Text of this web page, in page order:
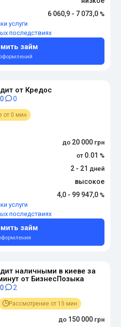
6 060,9 - 7 073,0
услуги
последствиях
займ
от Кредос
0
от 0 мин
20 000
0.01
2 - 21
высокое
4,0 - 99 947,0
услуги
последствиях
займ
наличными в киеве за
от БизнесПозыка
2
Рассмотрение от 15 мин
150 000